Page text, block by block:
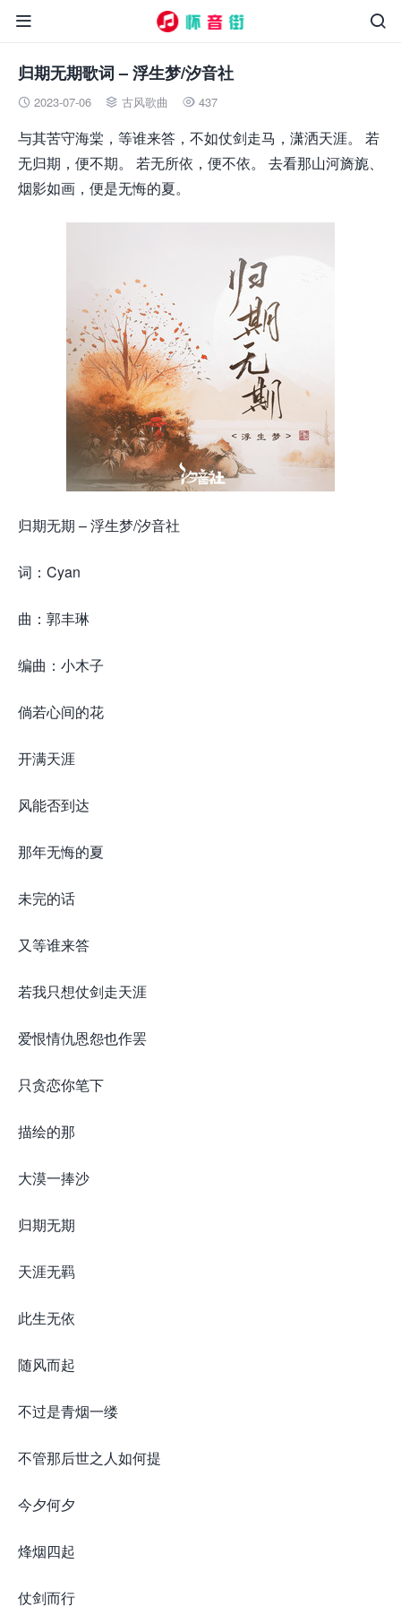


归期无期歌词 – 浮生梦/汐音社
 2023-07-06  古风歌曲  437
与其苦守海棠，等谁来答，不如仗剑走马，潇洒天涯。 若
无归期，便不期。 若无所依，便不依。 去看那山河旖旎、
烟影如画，便是无悔的夏。
归期无期 – 浮生梦/汐音社
词：Cyan
曲：郭丰琳
编曲：小木子
倘若心间的花
开满天涯
风能否到达
那年无悔的夏
未完的话
又等谁来答
若我只想仗剑走天涯
爱恨情仇恩怨也作罢
只贪恋你笔下
描绘的那
大漠一捧沙
归期无期
天涯无羁
此生无依
随风而起
不过是青烟一缕
不管那后世之人如何提
今夕何夕
烽烟四起
仗剑而行